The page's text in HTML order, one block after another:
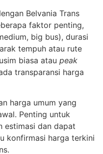
Belvania Trans
faktor penting,
big bus), durasi
tempuh atau rute
biasa atau peak
transparansi harga
harga umum yang
Penting untuk
estimasi dan dapat
konfirmasi harga terkini